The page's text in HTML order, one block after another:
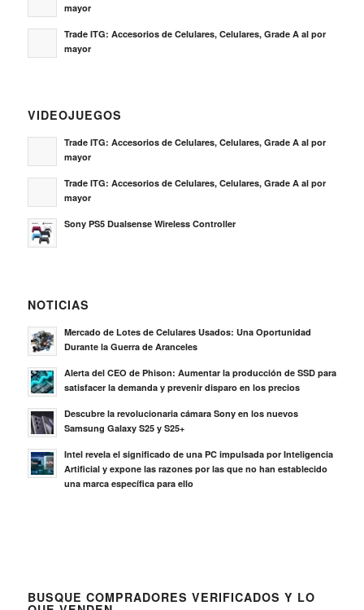
mayor
Trade ITG: Accesorios de Celulares, Celulares, Grade A al por
mayor
VIDEOJUEGOS
Trade ITG: Accesorios de Celulares, Celulares, Grade A al por
mayor
Trade ITG: Accesorios de Celulares, Celulares, Grade A al por
mayor
Sony PS5 Dualsense Wireless Controller
NOTICIAS
Mercado de Lotes de Celulares Usados: Una Oportunidad
Durante la Guerra de Aranceles
Alerta del CEO de Phison: Aumentar la producción de SSD para
satisfacer la demanda y prevenir disparo en los precios
Descubre la revolucionaria cámara Sony en los nuevos
Samsung Galaxy S25 y S25+
Intel revela el significado de una PC impulsada por Inteligencia
Artificial y expone las razones por las que no han establecido
una marca específica para ello
BUSQUE COMPRADORES VERIFICADOS Y LO